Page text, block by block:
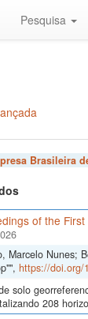
Pesquisa
Brasileira
of the
Marcelo Nunes;
https://doi.org/
solo
208